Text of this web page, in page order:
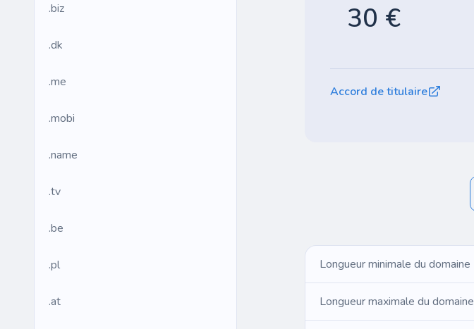
.biz
.dk
.me
.mobi
.name
.tv
.be
.pl
.at
30 €
Accord de titulaire
Longueur minimale du domaine
Longueur maximale du domaine